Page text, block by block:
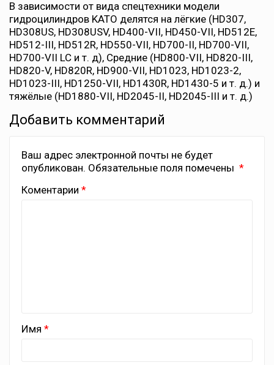
В зависимости от вида спецтехники модели
гидроцилиндров KATO делятся на лёгкие (HD307,
HD308US, HD308USV, HD400-VII, HD450-VII, HD512E,
HD512-III, HD512R, HD550-VII, HD700-II, HD700-VII,
HD700-VII LC и т. д), Средние (HD800-VII, HD820-III,
HD820-V, HD820R, HD900-VII, HD1023, HD1023-2,
HD1023-III, HD1250-VII, HD1430R, HD1430-5 и т. д.) и
тяжёлые (HD1880-VII, HD2045-II, HD2045-III и т. д.)
Добавить комментарий
Ваш адрес электронной почты не будет
опубликован. Обязательные поля помечены
Коментарии
Имя